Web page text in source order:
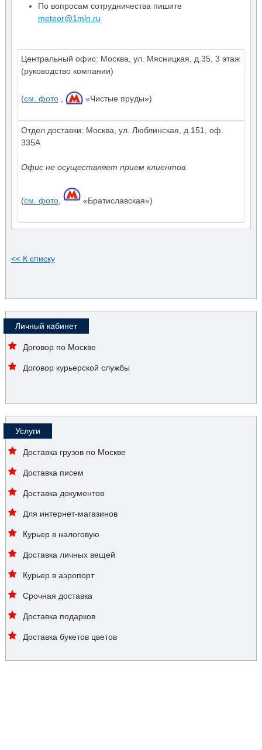
По вопросам сотрудничества пишите
meteor@1mln.ru
Центральный офис: Москва ул. Мясницкая, д.35, 3 этаж
(руководство компании)
(см. фото, «Чистые пруды»)
Отдел доставки: Москва, ул. Люблинская, д.151, оф.
335А
Офис не осуществляет прием клиентов.
(см. фото, «Братиславская»)
<< К списку
Личный кабинет
Договор по Москве
Договор курьерской службы
Услуги
Доставка грузов по Москве
Доставка писем
Доставка документов
Для интернет-магазинов
Курьер в налоговую
Доставка личных вещей
Курьер в аэропорт
Срочная доставка
Доставка подарков
Доставка букетов цветов